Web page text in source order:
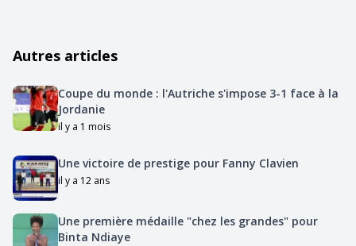
Autres articles
Coupe du monde : l'Autriche s'impose 3-1 face à la
Jordanie
il y a 1 mois
Une victoire de prestige pour Fanny Clavien
il y a 12 ans
Une première médaille "chez les grandes" pour
Binta Ndiaye